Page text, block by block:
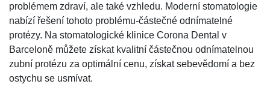
problémem zdraví, ale také vzhledu. Moderní stomatologie
nabízí řešení tohoto problému-částečné odnímatelné
protézy. Na stomatologické klinice Corona Dental v
Barceloně můžete získat kvalitní částečnou odnímatelnou
zubní protézu za optimální cenu, získat sebevědomí a bez
ostychu se usmívat.